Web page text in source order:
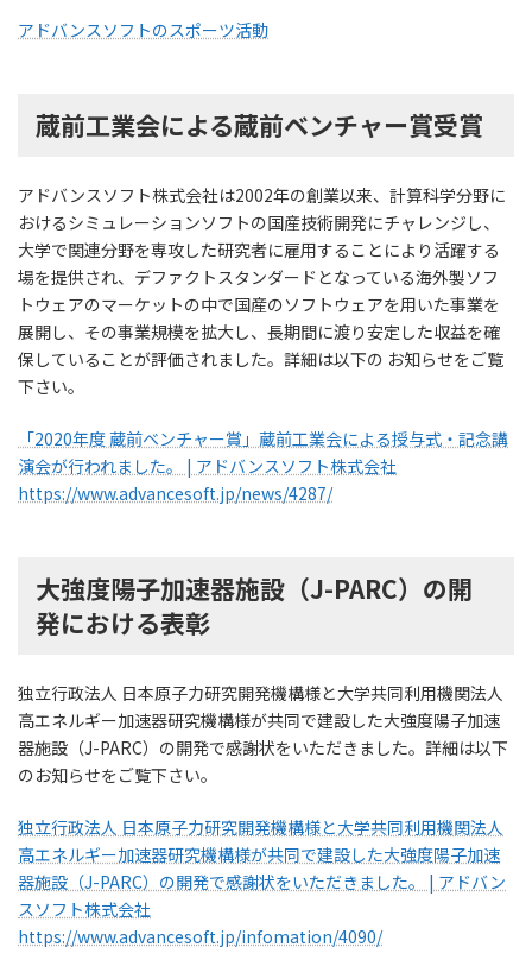
アドバンスソフトのスポーツ活動
蔵前工業会による蔵前ベンチャー賞受賞
アドバンスソフト株式会社は2002年の創業以来、計算科学分野に
おけるシミュレーションソフトの国産技術開発にチャレンジし、
大学で関連分野を専攻した研究者に雇用することにより活躍する
場を提供され、デファクトスタンダードとなっている海外製ソフ
トウェアのマーケットの中で国産のソフトウェアを用いた事業を
展開し、その事業規模を拡大し、長期間に渡り安定した収益を確
保していることが評価されました。詳細は以下の お知らせをご覧
下さい。
「2020年度 蔵前ベンチャー賞」蔵前工業会による授与式・記念講
演会が行われました。 | アドバンスソフト株式会社
https://www.advancesoft.jp/news/4287/
大強度陽子加速器施設（J-PARC）の開
発における表彰
独立行政法人 日本原子力研究開発機構様と大学共同利用機関法人
高エネルギー加速器研究機構様が共同で建設した大強度陽子加速
器施設（J-PARC）の開発で感謝状をいただきました。詳細は以下
のお知らせをご覧下さい。
独立行政法人 日本原子力研究開発機構様と大学共同利用機関法人
高エネルギー加速器研究機構様が共同で建設した大強度陽子加速
器施設（J-PARC）の開発で感謝状をいただきました。 | アドバン
スソフト株式会社
https://www.advancesoft.jp/infomation/4090/